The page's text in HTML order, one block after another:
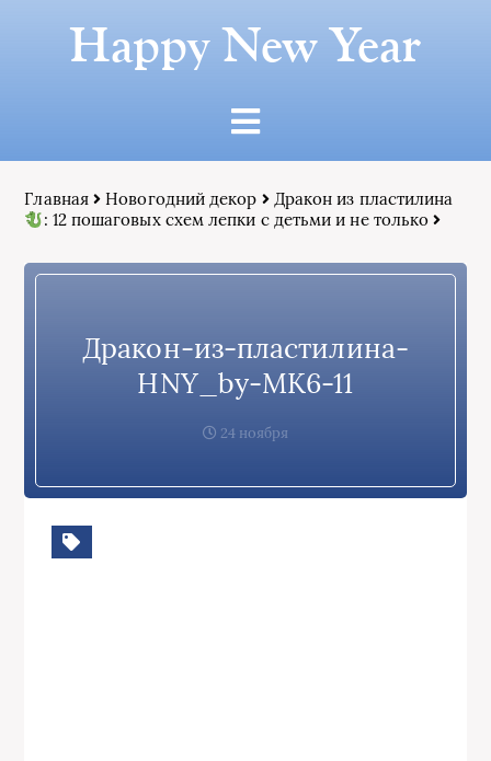
Happy New Year
Главная Новогодний декор
Дракон из пластилина
: 12 пошаговых схем лепки с детьми и не только
Дракон-из-пластилина-
HNY_by-МК6-11
24 ноября